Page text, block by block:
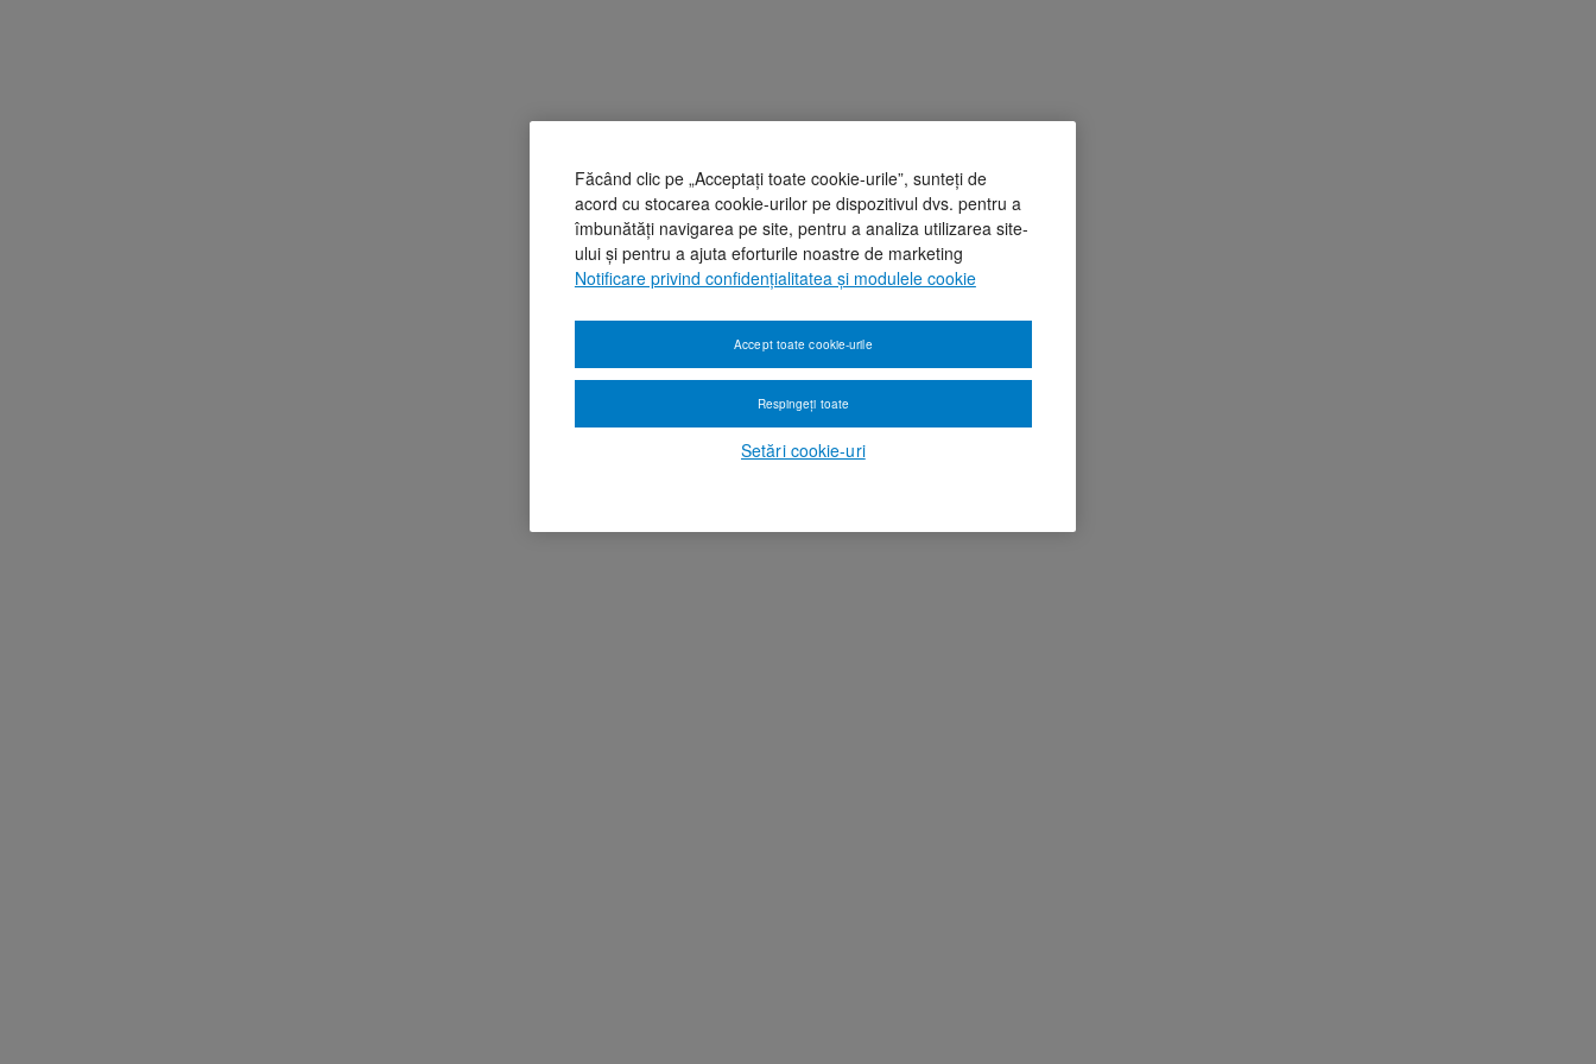
Făcând clic pe „Acceptați toate cookie-urile”, sunteți de
acord cu stocarea cookie-urilor pe dispozitivul dvs. pentru a
îmbunătăți navigarea pe site, pentru a analiza utilizarea site-
ului și pentru a ajuta eforturile noastre de marketing
Notificare privind confidențialitatea și modulele cookie
Setări cookie-uri
Respingeți toate
Accept toate cookie-urile